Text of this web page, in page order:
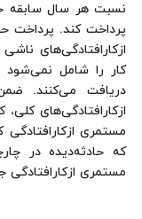
نسبت هر سال سابقه
ازکارافتادگی‌های
دریافت می‌کنند.
ازکارافتادگی‌های
مستمری
که حادثه‌دیده در
مستمری